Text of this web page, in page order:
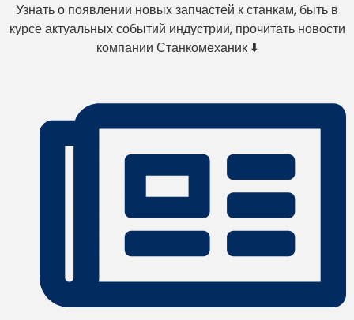
Узнать о появлении новых запчастей к станкам, быть в
курсе актуальных событий индустрии, прочитать новости
компании Станкомеханик ⬇️